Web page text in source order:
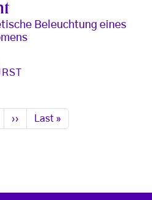
Beleuchtung eines
Nächste Seite
›› Letzte Seite
Last »